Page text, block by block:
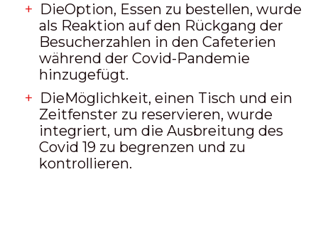
DieOption, Essen zu bestellen, wurde
als Reaktion auf den Rückgang der
Besucherzahlen in den Cafeterien
während der Covid-Pandemie
hinzugefügt.
DieMöglichkeit, einen Tisch und ein
Zeitfenster zu reservieren, wurde
integriert, um die Ausbreitung des
Covid 19 zu begrenzen und zu
kontrollieren.